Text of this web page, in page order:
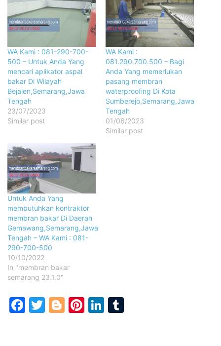
WA Kami : 081-290-700-
500 – Untuk Anda Yang
mencari aplikator aspal
bakar Di Wilayah
Bejalen,Semarang,Jawa
Tengah
23/07/2023
Similar post
WA Kami :
081.290.700.500 – Bagi
Anda Yang memerlukan
pasang membran
waterproofing Di Kota
Sumberejo,Semarang,Jawa
Tengah
01/06/2023
Similar post
Untuk Anda Yang
membutuhkan kontraktor
membran bakar Di Daerah
Gemawang,Semarang,Jawa
Tengah – WA Kami : 081-
290-700-500
10/10/2022
In "membran bakar
semarang 23.1.0"
Facebook
Twitter
Blogger
Pinterest
LinkedIn